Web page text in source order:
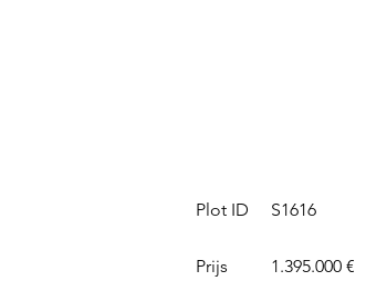
Plot ID
Prijs
S1616
1.395.000 €